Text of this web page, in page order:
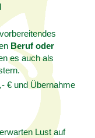
Beruf oder
es auch als
€ und Übernahme
Lust auf